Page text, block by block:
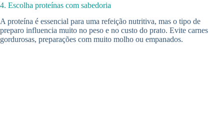
4. Escolha proteínas com sabedoria
A proteína é essencial para uma refeição nutritiva, mas o tipo de
preparo influencia muito no peso e no custo do prato. Evite carnes
gordurosas, preparações com muito molho ou empanados.